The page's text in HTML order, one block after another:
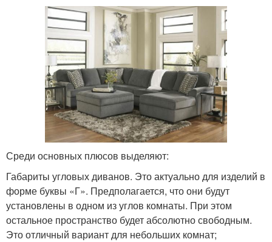
Среди основных плюсов выделяют:
Габариты угловых диванов. Это актуально для изделий в
форме буквы «Г». Предполагается, что они будут
установлены в одном из углов комнаты. При этом
остальное пространство будет абсолютно свободным.
Это отличный вариант для небольших комнат;